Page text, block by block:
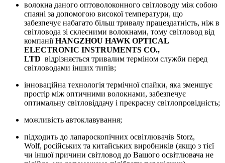
волокна даного оптоволоконного світловоду між собою
спаяні за допомогою високої температури, що
забезпечує набагато більш тривалу працездатність, ніж в
світловода зі склеєними волокнами, тому світловод від
компаніїHANGZHOU HAWK OPTICAL
ELECTRONIC INSTRUMENTS CO.,
LTD відрізняється тривалим терміном служби перед
світловодами інших типів;
інноваційна технологія термічної спайки, яка зменшує
простір між оптичними волокнами, забезпечує
оптимальну світловіддачу і прекрасну світлопровідність;
можливість автоклавування;
підходить до лапароскопічних освітлювачів Storz,
Wolf, російських та китайських виробників (якщо з тієї
чи іншої причини світловод до Вашого освітлювача не